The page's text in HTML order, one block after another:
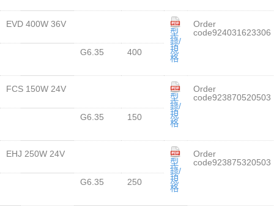
EVD 400W 36V
型
錄/
規
格
Order
code924031623306
G6.35
400
FCS 150W 24V
型
錄/
規
格
Order
code923870520503
G6.35
150
EHJ 250W 24V
型
錄/
規
格
Order
code923875320503
G6.35
250